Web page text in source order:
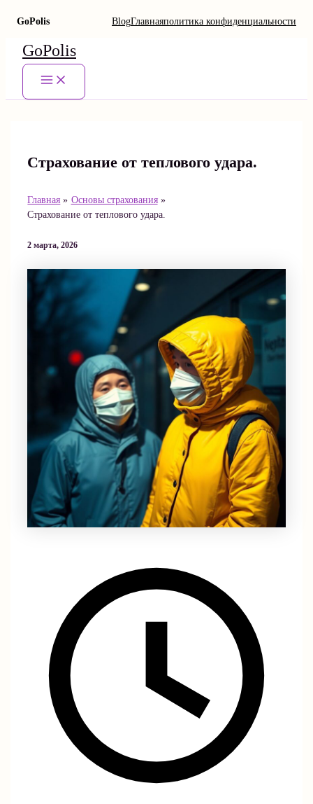
GoPolis BlogГлавнаяполитика конфиденциальности
Перейти
содержимому
GoPolis
Main
Страхование от теплового удара.
Главная
Основы страхования
Страхование от теплового удара.
2 марта, 2026